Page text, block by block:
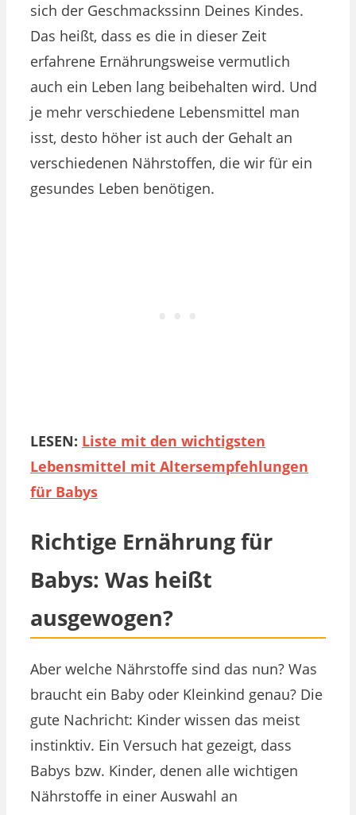
sich der Geschmackssinn Deines Kindes.
Das heißt, dass es die in dieser Zeit
erfahrene Ernährungsweise vermutlich
auch ein Leben lang beibehalten wird. Und
je mehr verschiedene Lebensmittel man
isst, desto höher ist auch der Gehalt an
verschiedenen Nährstoffen, die wir für ein
gesundes Leben benötigen.
LESEN: Liste mit den wichtigsten
Lebensmittel mit Altersempfehlungen
für Babys
Richtige Ernährung für
Babys: Was heißt
ausgewogen?
Aber welche Nährstoffe sind das nun? Was
braucht ein Baby oder Kleinkind genau? Die
gute Nachricht: Kinder wissen das meist
instinktiv. Ein Versuch hat gezeigt, dass
Babys bzw. Kinder, denen alle wichtigen
Nährstoffe in einer Auswahl an